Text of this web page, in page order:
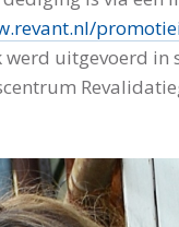
werd uitgevoerd in